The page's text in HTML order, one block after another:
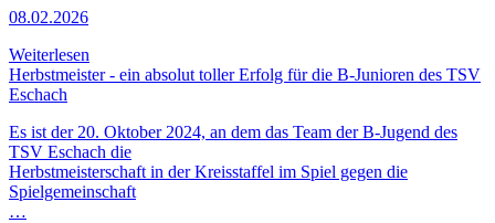
08.02.2026
Weiterlesen
Herbstmeister - ein absolut toller Erfolg für die B-Junioren des TSV
Eschach
Es ist der 20. Oktober 2024, an dem das Team der B-Jugend des
TSV Eschach die
Herbstmeisterschaft in der Kreisstaffel im Spiel gegen die
Spielgemeinschaft
…